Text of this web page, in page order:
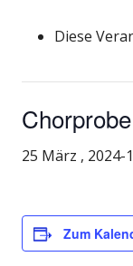
Diese
Chorprobe
25 März , 2024-
Zum